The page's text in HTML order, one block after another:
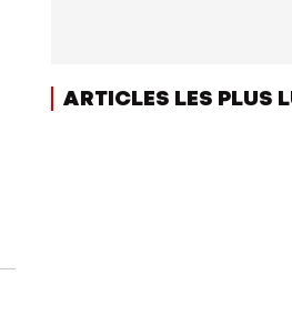
ARTICLES LES PLUS